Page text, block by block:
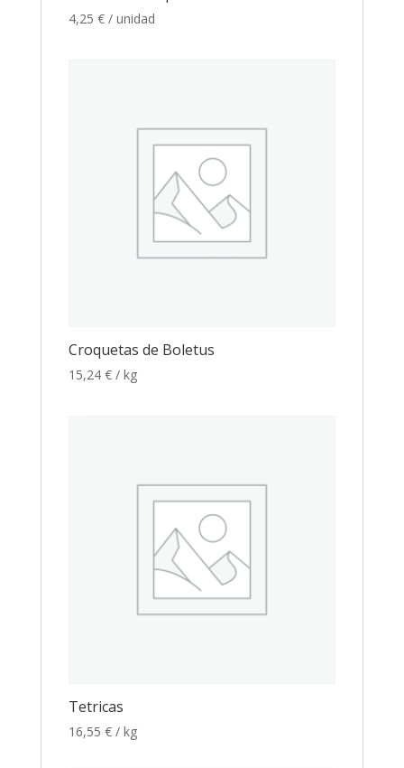
4,25 € / unidad
Croquetas de Boletus
15,24 € / kg
Tetricas
16,55 € / kg